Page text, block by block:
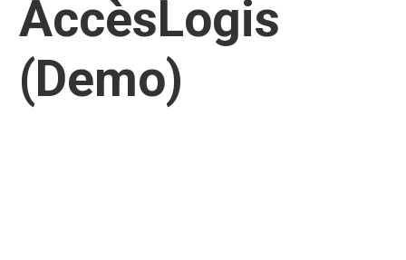
AccèsLogis
(Demo)